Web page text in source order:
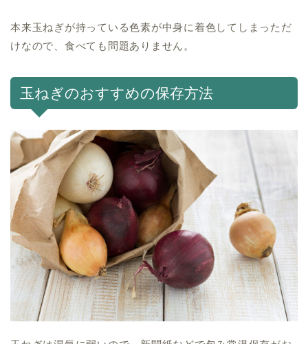
本来玉ねぎが持っている色素が中身に着色してしまっただ
けなので、食べても問題ありません。
玉ねぎのおすすめの保存方法